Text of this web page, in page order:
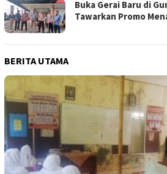
Buka Gerai Baru di
Tawarkan Promo
BERITA UTAMA